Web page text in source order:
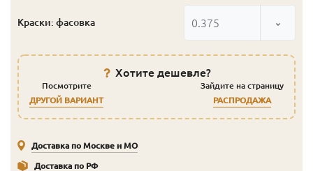
Краски: фасовка 0.375
Хотите дешевле?
Посмотрите
ДРУГОЙ ВАРИАНТ
Зайдите на страницу
РАСПРОДАЖА
Доставка по Москве и МО
Доставка по РФ